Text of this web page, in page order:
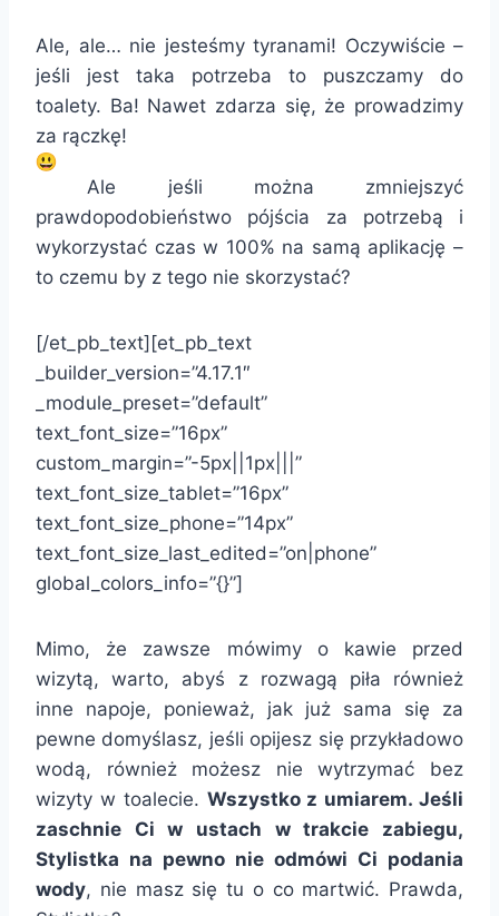
Ale, ale… nie jesteśmy tyranami! Oczywiście –
jeśli jest taka potrzeba to puszczamy do
toalety. Ba! Nawet zdarza się, że prowadzimy
za rączkę!
Ale jeśli można zmniejszyć
prawdopodobieństwo pójścia za potrzebą i
wykorzystać czas w 100% na samą aplikację –
to czemu by z tego nie skorzystać?
[/et_pb_text][et_pb_text
_builder_version=”4.17.1″
_module_preset=”default”
text_font_size=”16px”
custom_margin=”-5px||1px|||”
text_font_size_tablet=”16px”
text_font_size_phone=”14px”
text_font_size_last_edited=”on|phone”
global_colors_info=”{}”]
Mimo, że zawsze mówimy o kawie przed
wizytą, warto, abyś z rozwagą piła również
inne napoje, ponieważ, jak już sama się za
pewne domyślasz, jeśli opijesz się przykładowo
wodą, również możesz nie wytrzymać bez
wizyty w toalecie. Wszystko z umiarem. Jeśli
zaschnie Ci w ustach w trakcie zabiegu,
Stylistka na pewno nie odmówi Ci podania
wody, nie masz się tu o co martwić. Prawda,